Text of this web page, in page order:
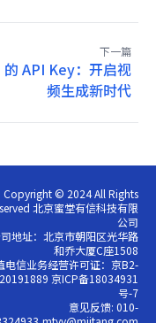
下一篇
的 API Key：开启视
频生成新时代
Copyright © 2024 All Rights
北京蜜堂有信科技有限
公司
地址：北京市朝阳区光华路
和乔大厦C座1508
电信业务经营许可证：京B2-
20191889 京ICP备18034931
号-7
意见反馈: 010-